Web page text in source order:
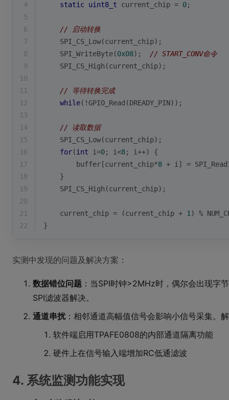
4
static uint8_t current_chip = 0;
5
6
// 启动转换
7
    SPI_CS_Low(current_chip);
8
    SPI_WriteByte(
0x08); // START_CONV命令
9
    SPI_CS_High(current_chip);
10
11
// 等待转换完成
12
while(!GPIO_Read(DREADY_PIN));
13
14
// 读取数据
15
    SPI_CS_Low(current_chip);
16
for(int i=0; i<8; i++) {
17
        buffer[current_chip*
8 + i] =
18
    }
19
    SPI_CS_High(current_chip);
20
21
    current_chip = (current_chip +
1 ) %
22
}
实测中发现的问题及解决方案：
数据错位问题 ：当SPI时钟>2MHz时，偶尔会出现字
SPI滤波器解决。
通道串扰：相邻通道高幅值信号会影响小信号采集。
软件端启用TPAFE0808的内部通道隔离功能
硬件上在信号输入端增加RC低通滤波
4. 系统监测功能实现